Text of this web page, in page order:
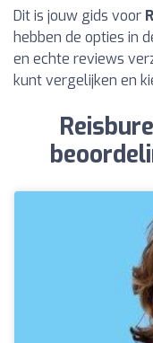
Dit is jouw gids voor
hebben de opties in
en echte reviews
kunt vergelijken en